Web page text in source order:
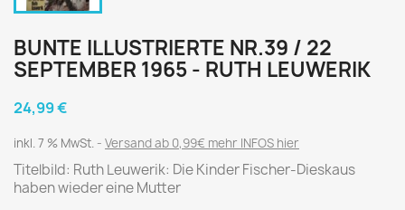
BUNTE ILLUSTRIERTE NR.39 / 22
SEPTEMBER 1965 - RUTH LEUWERIK
24,99 €
inkl. 7 % MwSt. Versand ab 0,99€ mehr INFOS hier
Titelbild: Ruth Leuwerik: Die Kinder Fischer-Dieskaus
haben wieder eine Mutter